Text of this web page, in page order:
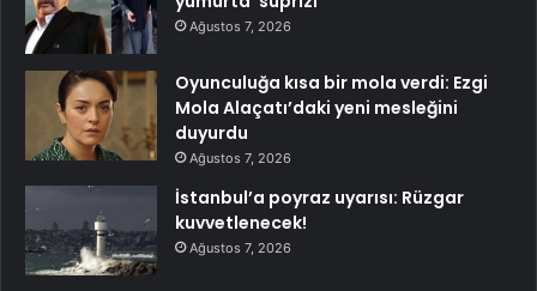
Ağustos 7, 2026
Oyunculuğa kısa bir mola verdi: Ezgi
Mola Alaçatı’daki yeni mesleğini
duyurdu
Ağustos 7, 2026
İstanbul’a poyraz uyarısı: Rüzgar
kuvvetlenecek!
Ağustos 7, 2026